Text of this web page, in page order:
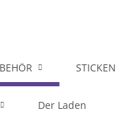
STICKEN
Der Laden